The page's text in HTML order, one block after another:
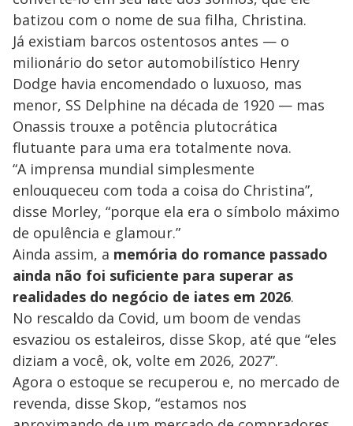
batizou com o nome de sua filha, Christina.
Já existiam barcos ostentosos antes — o
milionário do setor automobilístico Henry
Dodge havia encomendado o luxuoso, mas
menor, SS Delphine na década de 1920 — mas
Onassis trouxe a potência plutocrática
flutuante para uma era totalmente nova.
“A imprensa mundial simplesmente
enlouqueceu com toda a coisa do Christina”,
disse Morley, “porque ela era o símbolo máximo
de opulência e glamour.”
Ainda assim, a memória do romance passado
ainda não foi suficiente para superar as
realidades do negócio de iates em 2026.
No rescaldo da Covid, um boom de vendas
esvaziou os estaleiros, disse Skop, até que “eles
diziam a você, ok, volte em 2026, 2027”.
Agora o estoque se recuperou e, no mercado de
revenda, disse Skop, “estamos nos